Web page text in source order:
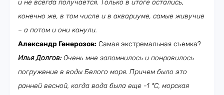
и не всегда получается. Только в итоге остались,
конечно же, в том числе и в аквариуме, самые живучие
– а потом и они канули.
Александр Генерозов: Самая экстремальная съемка?
Илья Долгов:Очень мне запомнилось и понравилось
погружение в воды Белого моря. Причем было это
ранней весной, когда вода была еще -1 °C, морская